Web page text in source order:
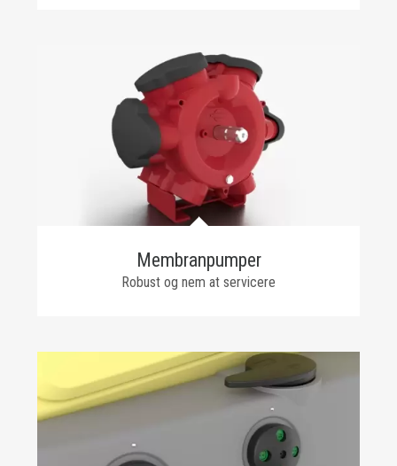
Membranpumper
Robust og nem at servicere